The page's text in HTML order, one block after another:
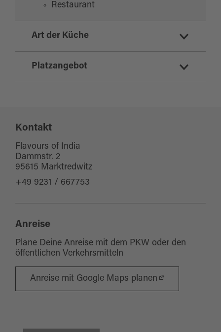
Restaurant
Art der Küche
indisch
Platzangebot
Sitzplätze Außenbereich:
Kontakt
Flavours of India
Dammstr. 2
95615 Marktredwitz
+49 9231 / 667753
Anreise
Plane Deine Anreise mit dem PKW oder den
öffentlichen Verkehrsmitteln
Anreise mit Google Maps planen